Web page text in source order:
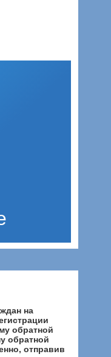
на
обратной
обратной
отправив